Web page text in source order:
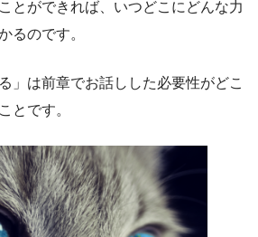
とができれば、いつどこにどんな力
るのです。
」は前章でお話しした必要性がどこ
とです。